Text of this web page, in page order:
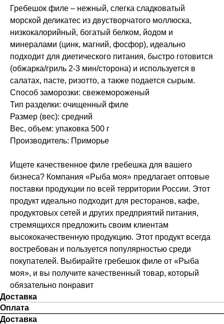
Гребешок филе – нежный, слегка сладковатый
морской деликатес из двустворчатого моллюска,
низкокалорийный, богатый белком, йодом и
минералами (цинк, магний, фосфор), идеально
подходит для диетического питания, быстро готовится
(обжарка/гриль 2-3 мин/сторона) и используется в
салатах, пасте, ризотто, а также подается сырым.
Способ заморозки: свежемороженый
Тип разделки: очищенный филе
Размер (вес): средний
Вес, объем: упаковка 500 г
Производитель: Приморье
Ищете качественное филе гребешка для вашего
бизнеса? Компания «Рыба моя» предлагает оптовые
поставки продукции по всей территории России. Этот
продукт идеально подходит для ресторанов, кафе,
продуктовых сетей и других предприятий питания,
стремящихся предложить своим клиентам
высококачественную продукцию. Этот продукт всегда
востребован и пользуется популярностью среди
покупателей. Выбирайте гребешок филе от «Рыба
моя», и вы получите качественный товар, который
обязательно понравит
Доставка
Оплата
Доставка